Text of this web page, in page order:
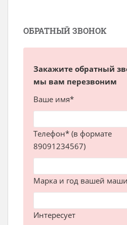
ОБРАТНЫЙ ЗВОНОК
Закажите обратный
мы вам перезвоним
Ваше имя*
Телефон* (в формате
89091234567)
Марка и год вашей
Интересует